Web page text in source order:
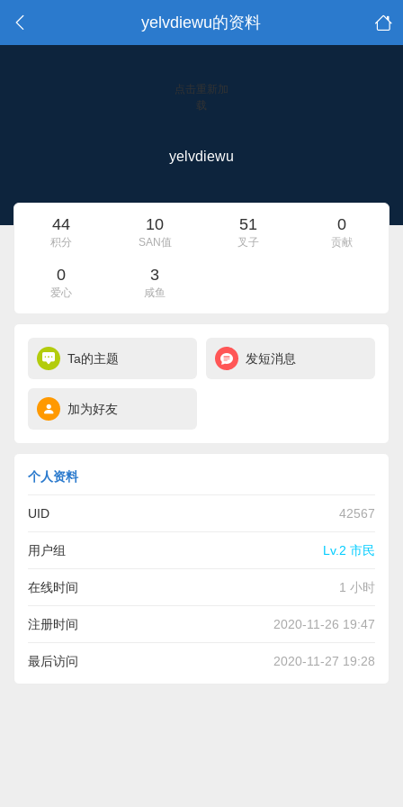
yelvdiewu的资料
点击重新加
载
yelvdiewu
44
积分
10
SAN值
51
叉子
0
贡献
0
爱心
3
咸鱼
Ta的主题 发短消息
加为好友
个人资料
UID 42567
用户组 Lv.2 市民
在线时间 1 小时
注册时间 2020-11-26 19:47
最后访问 2020-11-27 19:28